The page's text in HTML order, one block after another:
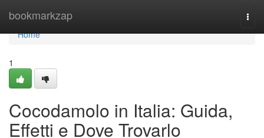
bookmarkzap
Home
Home
1
Cocodamolo in Italia: Guida,
Effetti e Dove Trovarlo